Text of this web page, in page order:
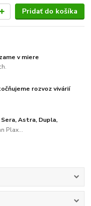
Pridať do košíka
v miere
rozvoz vivárií
Astra, Dupla,
Plax...